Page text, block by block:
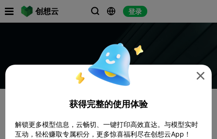
创想云   登录

获得完整的使用体验
解锁更多模型信息，云畅切、一键打印高效直达。与模型实时
互动，轻松赚取专属积分，更多惊喜福利尽在创想云App！